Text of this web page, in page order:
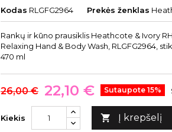
Kodas RLGFG2964 Prekės ženklas
Rankų ir kūno prausiklis Heathcote & Ivory
Relaxing Hand & Body Wash, RLGFG2964,
470 ml
26,00 € 22,10 € Sutaupote 15%
Kiekis  Į krepšelį